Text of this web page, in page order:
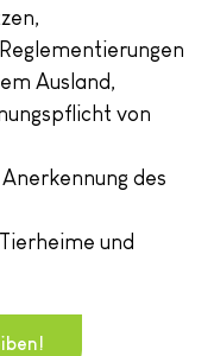
Ausland,
von
des
und